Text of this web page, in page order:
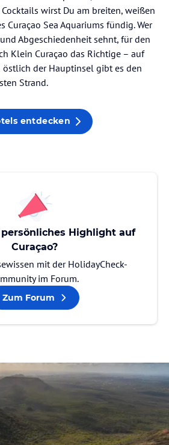
wirst Du am breiten, weißen
Curaçao Sea Aquariums fündig. Wer
Abgeschiedenheit sehnt, für den
Klein Curaçao das Richtige – auf
der Hauptinsel gibt es den
Strand.
entdecken
Highlight auf
Curaçao?
mit der HolidayCheck-
im Forum.
Zum Forum